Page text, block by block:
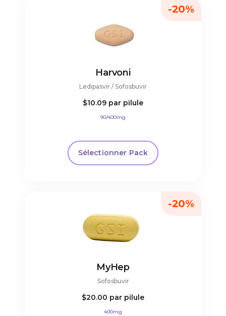
Harvoni
Ledipasvir / Sofosbuvir
$10.09 par pilule
90/400mg
Sélectionner Pack
-20%
MyHep
Sofosbuvir
$20.00 par pilule
400mg
-20%